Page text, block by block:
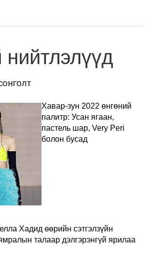
нийтлэлүүд
Хавар-зун 2022 өнгөний
палитр: Усан ягаан,
пастель шар, Very Peri
болон бусад
Хадид өөрийн сэтгэлзүйн
талаар дэлгэрэнгүй ярилаа